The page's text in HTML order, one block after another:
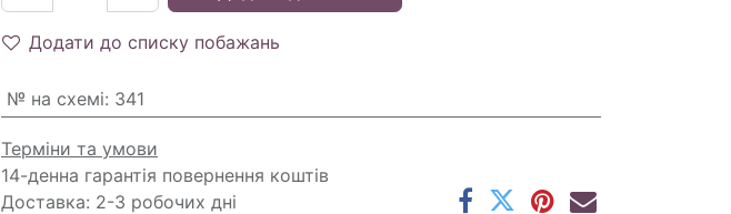
Додати до списку побажань
№ на схемі: 341
Терміни та умови
14-денна гарантія повернення коштів
Доставка: 2-3 робочих дні